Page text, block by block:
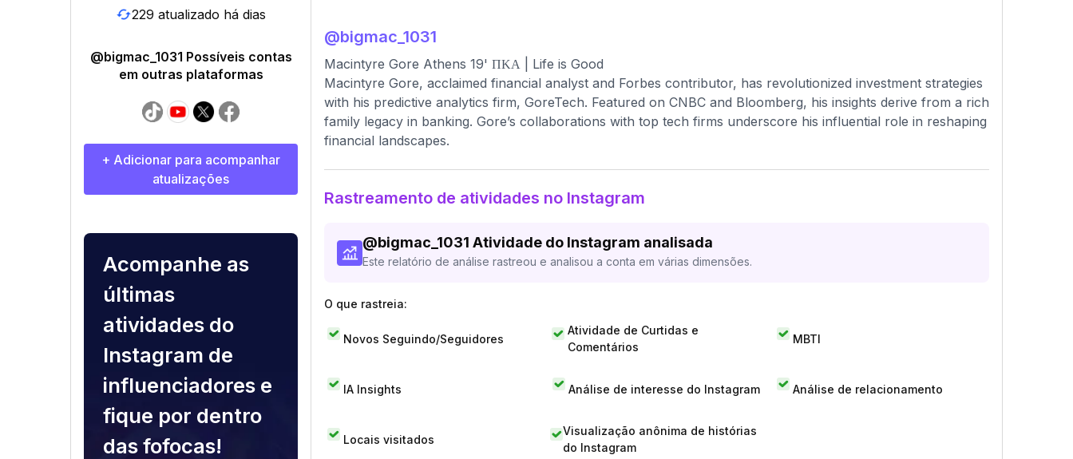
229 atualizado há dias
@bigmac_1031 Possíveis contas
em outras plataformas
+ Adicionar para acompanhar
atualizações
Acompanhe as
últimas
atividades do
Instagram de
influenciadores e
fique por dentro
das fofocas!
@bigmac_1031
Macintyre Gore Athens 19' ΠΚΑ | Life is Good
Macintyre Gore, acclaimed financial analyst and Forbes contributor, has revolutionized investment strategies
with his predictive analytics firm, GoreTech. Featured on CNBC and Bloomberg, his insights derive from a rich
family legacy in banking. Gore’s collaborations with top tech firms underscore his influential role in reshaping
financial landscapes.
Rastreamento de atividades no Instagram
@bigmac_1031 Atividade do Instagram analisada
Este relatório de análise rastreou e analisou a conta em várias dimensões.
O que rastreia:
Novos Seguindo/Seguidores
Atividade de Curtidas e
Comentários
MBTI
IA Insights Análise de interesse do Instagram Análise de relacionamento
Locais visitados
Visualização anônima de histórias
do Instagram